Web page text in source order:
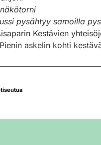
pysähtyy samoilla
Kestävien
askelin kohti